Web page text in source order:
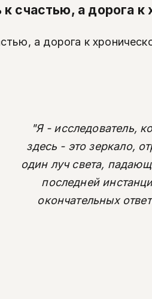
счастью, а дорога
а дорога к
"Я - исследователь,
здесь - это зеркало,
один луч света,
последней
окончательных